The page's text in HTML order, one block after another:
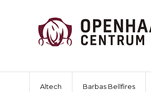
Altech Barbas Bellfires